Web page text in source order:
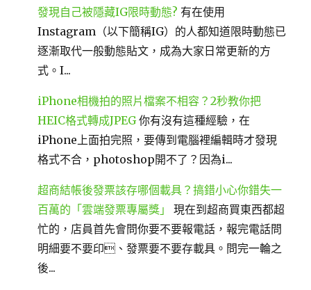
發現自己被隱藏IG限時動態? 有在使用
Instagram（以下簡稱IG）的人都知道限時動態已
逐漸取代一般動態貼文，成為大家日常更新的方
式。I...
iPhone相機拍的照片檔案不相容？2秒教你把
HEIC格式轉成JPEG 你有沒有這種經驗，在
iPhone上面拍完照，要傳到電腦裡編輯時才發現
格式不合，photoshop開不了？因為i...
超商結帳後發票該存哪個載具？搞錯小心你錯失一
百萬的「雲端發票專屬獎」
現在到超商買東西都超
忙的，店員首先會問你要不要報電話，報完電話問
明細要不要印、發票要不要存載具。問完一輪之
後...